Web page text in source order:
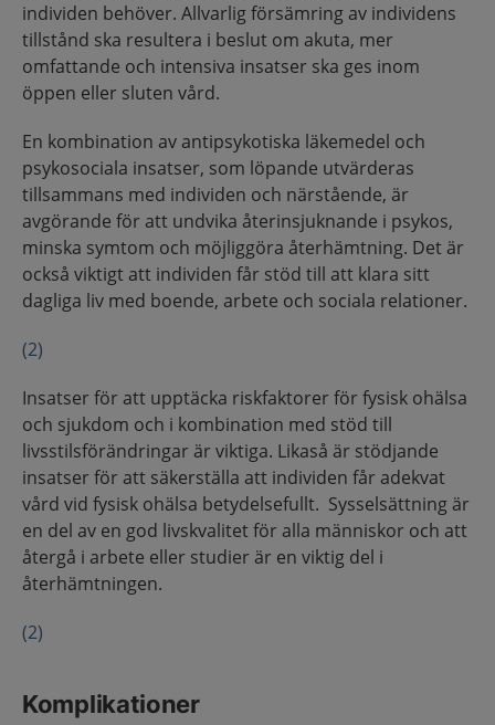
individen behöver. Allvarlig försämring av individens
tillstånd ska resultera i beslut om akuta, mer
omfattande och intensiva insatser ska ges inom
öppen eller sluten vård.
En kombination av antipsykotiska läkemedel och
psykosociala insatser, som löpande utvärderas
tillsammans med individen och närstående, är
avgörande för att undvika återinsjuknande i psykos,
minska symtom och möjliggöra återhämtning. Det är
också viktigt att individen får stöd till att klara sitt
dagliga liv med boende, arbete och sociala relationer.
(2)
Insatser för att upptäcka riskfaktorer för fysisk ohälsa
och sjukdom och i kombination med stöd till
livsstilsförändringar är viktiga. Likaså är stödjande
insatser för att säkerställa att individen får adekvat
vård vid fysisk ohälsa betydelsefullt. Sysselsättning är
en del av en god livskvalitet för alla människor och att
återgå i arbete eller studier är en viktig del i
återhämtningen.
(2)
Komplikationer